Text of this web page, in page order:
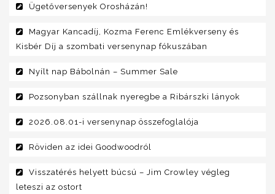
Ügetőversenyek Orosházán!
Magyar Kancadíj, Kozma Ferenc Emlékverseny és
Kisbér Díj a szombati versenynap fókuszában
Nyílt nap Bábolnán – Summer Sale
Pozsonyban szállnak nyeregbe a Ribárszki lányok
2026.08.01-i versenynap összefoglalója
Röviden az idei Goodwoodról
Visszatérés helyett búcsú – Jim Crowley végleg
leteszi az ostort